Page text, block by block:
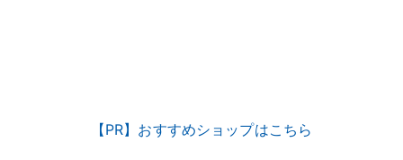
【PR】おすすめショップはこちら